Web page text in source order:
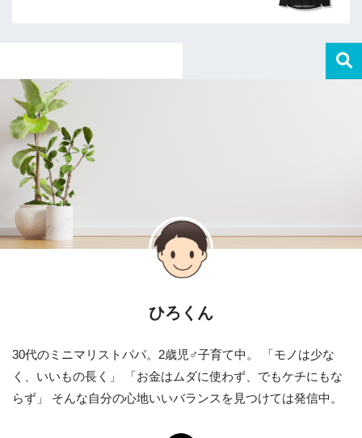
ひろくん
30代のミニマリストパパ。2歳児♂子育て中。 「モノは少な
く、いいもの長く」 「お金はムダに使わず、でもケチにもな
らず」 そんな自分の心地いいバランスを見つけては発信中。